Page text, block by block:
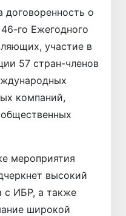
о
го Ежегодного
участие в
57 стран-членов
компаний,
мероприятия
высокий
с ИБР, а также
широкой